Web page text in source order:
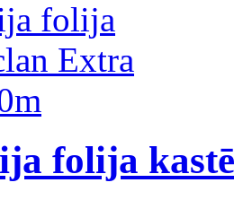
folija